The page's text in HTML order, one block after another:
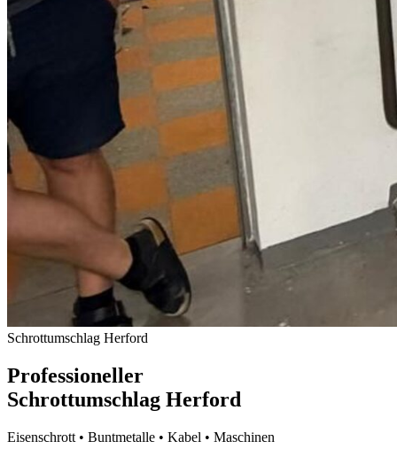
Schrottumschlag Herford
Professioneller
Schrottumschlag Herford
Eisenschrott • Buntmetalle • Kabel • Maschinen